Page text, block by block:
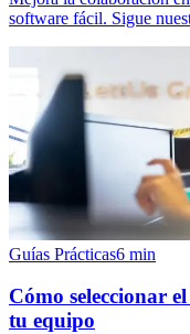
software fácil. Sigue
Guías Prácticas6 min
Cómo seleccionar
tu equipo